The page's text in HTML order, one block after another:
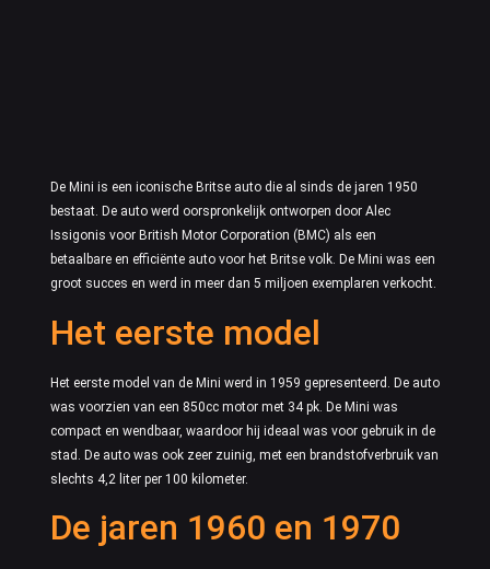
De Mini is een iconische Britse auto die al sinds de jaren 1950
bestaat. De auto werd oorspronkelijk ontworpen door Alec
Issigonis voor British Motor Corporation (BMC) als een
betaalbare en efficiënte auto voor het Britse volk. De Mini was een
groot succes en werd in meer dan 5 miljoen exemplaren verkocht.
Het eerste model
Het eerste model van de Mini werd in 1959 gepresenteerd. De auto
was voorzien van een 850cc motor met 34 pk. De Mini was
compact en wendbaar, waardoor hij ideaal was voor gebruik in de
stad. De auto was ook zeer zuinig, met een brandstofverbruik van
slechts 4,2 liter per 100 kilometer.
De jaren 1960 en 1970